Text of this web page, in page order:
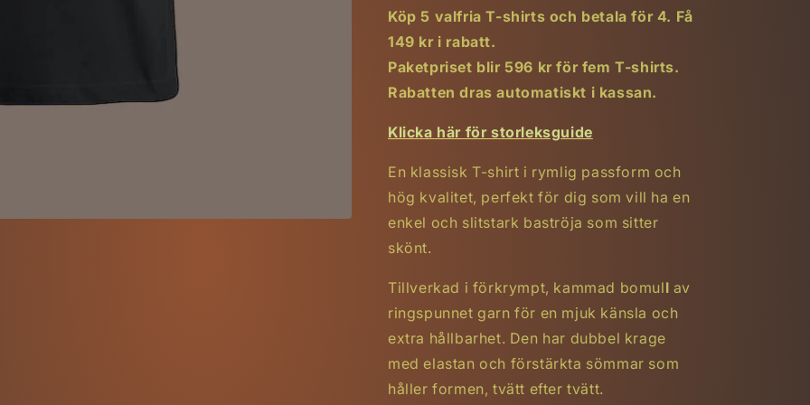
Köp
fem
och
få
den
tröjan
gratis.
Köp
och
få
den
tröjan
gratis.
Köp 5 valfria T-shirts och betala för 4. Få
149 kr i rabatt.
Paketpriset blir 596 kr för fem T-shirts.
Rabatten dras automatiskt i kassan.
Klicka här för storleksguide
En klassisk T-shirt i rymlig passform och
hög kvalitet, perfekt för dig som vill ha en
enkel och slitstark baströja som sitter
skönt.
Tillverkad i förkrympt, kammad bomull av
ringspunnet garn för en mjuk känsla och
extra hållbarhet. Den har dubbel krage
med elastan och förstärkta sömmar som
håller formen, tvätt efter tvätt.